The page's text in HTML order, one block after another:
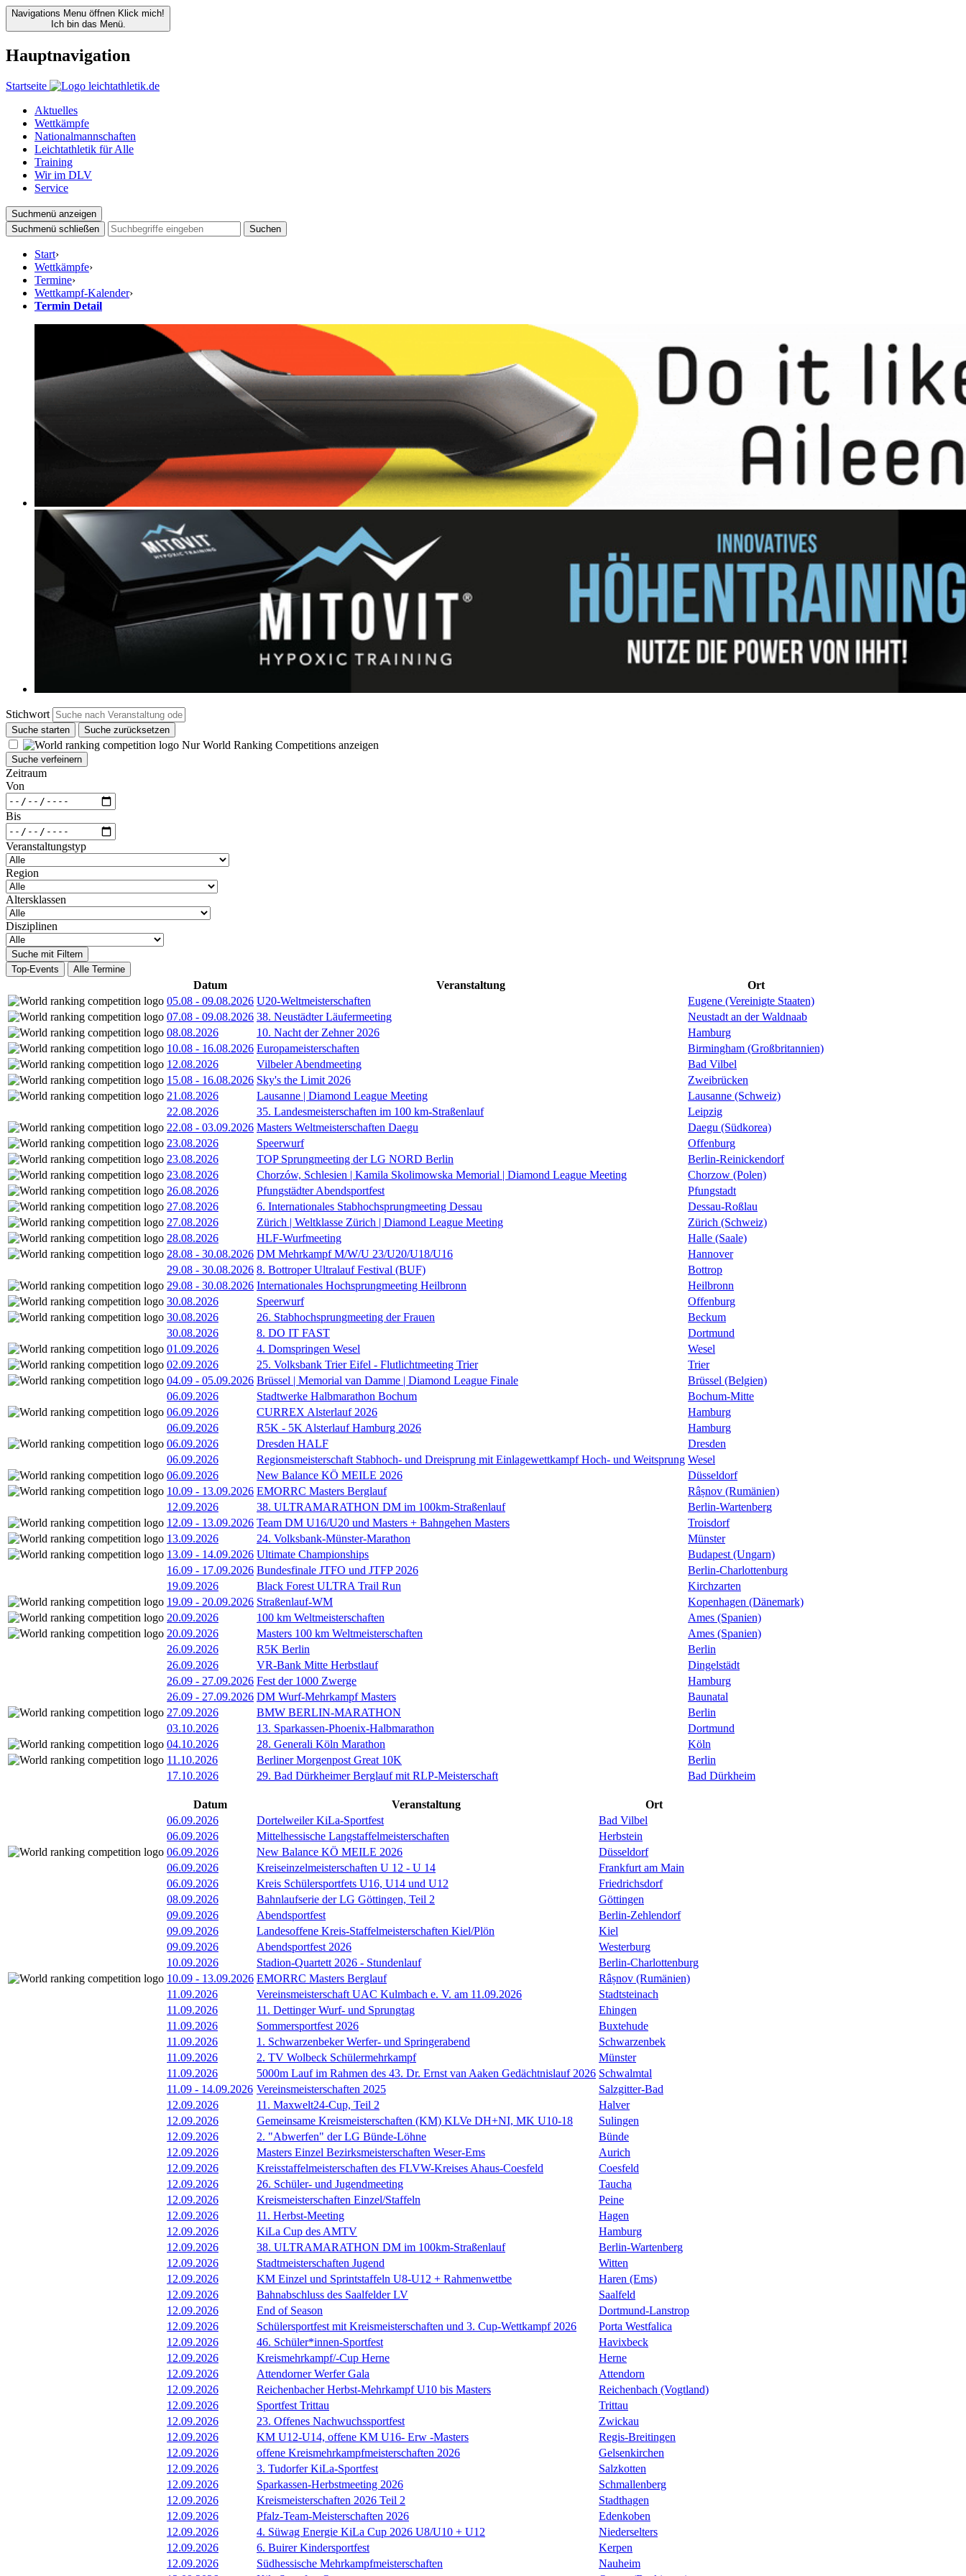
Navigations Menu öffnen Klick mich!
Ich bin das Menü.
Hauptnavigation
Startseite
Aktuelles
Wettkämpfe
Nationalmannschaften
Leichtathletik für Alle
Training
Wir im DLV
Service
Suchmenü anzeigen
Suchmenü schließen
Suchen
Start›
Wettkämpfe›
Termine›
Wettkampf-Kalender›
Termin Detail
Stichwort
Suche starten Suche zurücksetzen
Nur World Ranking Competitions anzeigen
Suche verfeinern
Zeitraum
Von
Bis
Veranstaltungstyp
Region
Altersklassen
Disziplinen
Suche mit Filtern
Top-Events
Alle Termine
Datum Veranstaltung
Ort
05.08 - 09.08.2026 U20-Weltmeisterschaften
Eugene (Vereinigte Staaten)
07.08 - 09.08.2026 38. Neustädter Läufermeeting
Neustadt an der Waldnaab
08.08.2026
10. Nacht der Zehner 2026
Hamburg
10.08 - 16.08.2026 Europameisterschaften
Birmingham (Großbritannien)
12.08.2026
Vilbeler Abendmeeting
Bad Vilbel
15.08 - 16.08.2026 Sky's the Limit 2026
Zweibrücken
21.08.2026
Lausanne | Diamond League Meeting
Lausanne (Schweiz)
22.08.2026
35. Landesmeisterschaften im 100 km-Straßenlauf
Leipzig
22.08 - 03.09.2026 Masters Weltmeisterschaften Daegu
Daegu (Südkorea)
23.08.2026
Speerwurf
Offenburg
23.08.2026
TOP Sprungmeeting der LG NORD Berlin
Berlin-Reinickendorf
23.08.2026
Chorzów, Schlesien | Kamila Skolimowska Memorial | Diamond League Meeting
Chorzow (Polen)
26.08.2026
Pfungstädter Abendsportfest
Pfungstadt
27.08.2026
6. Internationales Stabhochsprungmeeting Dessau
Dessau-Roßlau
27.08.2026
Zürich | Weltklasse Zürich | Diamond League Meeting
Zürich (Schweiz)
28.08.2026
HLF-Wurfmeeting
Halle (Saale)
28.08 - 30.08.2026 DM Mehrkampf M/W/U 23/U20/U18/U16
Hannover
29.08 - 30.08.2026 8. Bottroper Ultralauf Festival (BUF)
Bottrop
29.08 - 30.08.2026 Internationales Hochsprungmeeting Heilbronn
Heilbronn
30.08.2026
Speerwurf
Offenburg
30.08.2026
26. Stabhochsprungmeeting der Frauen
Beckum
30.08.2026
8. DO IT FAST
Dortmund
01.09.2026
4. Domspringen Wesel
Wesel
02.09.2026
25. Volksbank Trier Eifel - Flutlichtmeeting Trier
Trier
04.09 - 05.09.2026 Brüssel | Memorial van Damme | Diamond League Finale
Brüssel (Belgien)
06.09.2026
Stadtwerke Halbmarathon Bochum
Bochum-Mitte
06.09.2026
CURREX Alsterlauf 2026
Hamburg
06.09.2026
R5K - 5K Alsterlauf Hamburg 2026
Hamburg
06.09.2026
Dresden HALF
Dresden
06.09.2026
Regionsmeisterschaft Stabhoch- und Dreisprung mit Einlagewettkampf Hoch- und Weitsprung Wesel
06.09.2026
New Balance KÖ MEILE 2026
Düsseldorf
10.09 - 13.09.2026 EMORRC Masters Berglauf
Râșnov (Rumänien)
12.09.2026
38. ULTRAMARATHON DM im 100km-Straßenlauf
Berlin-Wartenberg
12.09 - 13.09.2026 Team DM U16/U20 und Masters + Bahngehen Masters
Troisdorf
13.09.2026
24. Volksbank-Münster-Marathon
Münster
13.09 - 14.09.2026 Ultimate Championships
Budapest (Ungarn)
16.09 - 17.09.2026 Bundesfinale JTFO und JTFP 2026
Berlin-Charlottenburg
19.09.2026
Black Forest ULTRA Trail Run
Kirchzarten
19.09 - 20.09.2026 Straßenlauf-WM
Kopenhagen (Dänemark)
20.09.2026
100 km Weltmeisterschaften
Ames (Spanien)
20.09.2026
Masters 100 km Weltmeisterschaften
Ames (Spanien)
26.09.2026
R5K Berlin
Berlin
26.09.2026
VR-Bank Mitte Herbstlauf
Dingelstädt
26.09 - 27.09.2026 Fest der 1000 Zwerge
Hamburg
26.09 - 27.09.2026 DM Wurf-Mehrkampf Masters
Baunatal
27.09.2026
BMW BERLIN-MARATHON
Berlin
03.10.2026
13. Sparkassen-Phoenix-Halbmarathon
Dortmund
04.10.2026
28. Generali Köln Marathon
Köln
11.10.2026
Berliner Morgenpost Great 10K
Berlin
17.10.2026
29. Bad Dürkheimer Berglauf mit RLP-Meisterschaft Bad Dürkheim
Datum Veranstaltung
Ort
06.09.2026
Dortelweiler KiLa-Sportfest
Bad Vilbel
06.09.2026
Mittelhessische Langstaffelmeisterschaften
Herbstein
06.09.2026
New Balance KÖ MEILE 2026
Düsseldorf
06.09.2026
Kreiseinzelmeisterschaften U 12 - U 14
Frankfurt am Main
06.09.2026
Kreis Schülersportfets U16, U14 und U12
Friedrichsdorf
08.09.2026
Bahnlaufserie der LG Göttingen, Teil 2
Göttingen
09.09.2026
Abendsportfest
Berlin-Zehlendorf
09.09.2026
Landesoffene Kreis-Staffelmeisterschaften Kiel/Plön
Kiel
09.09.2026
Abendsportfest 2026
Westerburg
10.09.2026
Stadion-Quartett 2026 - Stundenlauf
Berlin-Charlottenburg
10.09 - 13.09.2026 EMORRC Masters Berglauf
Râșnov (Rumänien)
11.09.2026
Vereinsmeisterschaft UAC Kulmbach e. V. am 11.09.2026
Stadtsteinach
11.09.2026
11. Dettinger Wurf- und Sprungtag
Ehingen
11.09.2026
Sommersportfest 2026
Buxtehude
11.09.2026
1. Schwarzenbeker Werfer- und Springerabend
Schwarzenbek
11.09.2026
2. TV Wolbeck Schülermehrkampf
Münster
11.09.2026
5000m Lauf im Rahmen des 43. Dr. Ernst van Aaken Gedächtnislauf 2026 Schwalmtal
11.09 - 14.09.2026 Vereinsmeisterschaften 2025
Salzgitter-Bad
12.09.2026
11. Maxwelt24-Cup, Teil 2
Halver
12.09.2026
Gemeinsame Kreismeisterschaften (KM) KLVe DH+NI, MK U10-18
Sulingen
12.09.2026
2. "Abwerfen" der LG Bünde-Löhne
Bünde
12.09.2026
Masters Einzel Bezirksmeisterschaften Weser-Ems
Aurich
12.09.2026
Kreisstaffelmeisterschaften des FLVW-Kreises Ahaus-Coesfeld
Coesfeld
12.09.2026
26. Schüler- und Jugendmeeting
Taucha
12.09.2026
Kreismeisterschaften Einzel/Staffeln
Peine
12.09.2026
11. Herbst-Meeting
Hagen
12.09.2026
KiLa Cup des AMTV
Hamburg
12.09.2026
38. ULTRAMARATHON DM im 100km-Straßenlauf
Berlin-Wartenberg
12.09.2026
Stadtmeisterschaften Jugend
Witten
12.09.2026
KM Einzel und Sprintstaffeln U8-U12 + Rahmenwettbe
Haren (Ems)
12.09.2026
Bahnabschluss des Saalfelder LV
Saalfeld
12.09.2026
End of Season
Dortmund-Lanstrop
12.09.2026
Schülersportfest mit Kreismeisterschaften und 3. Cup-Wettkampf 2026
Porta Westfalica
12.09.2026
46. Schüler*innen-Sportfest
Havixbeck
12.09.2026
Kreismehrkampf/-Cup Herne
Herne
12.09.2026
Attendorner Werfer Gala
Attendorn
12.09.2026
Reichenbacher Herbst-Mehrkampf U10 bis Masters
Reichenbach (Vogtland)
12.09.2026
Sportfest Trittau
Trittau
12.09.2026
23. Offenes Nachwuchssportfest
Zwickau
12.09.2026
KM U12-U14, offene KM U16- Erw -Masters
Regis-Breitingen
12.09.2026
offene Kreismehrkampfmeisterschaften 2026
Gelsenkirchen
12.09.2026
3. Tudorfer KiLa-Sportfest
Salzkotten
12.09.2026
Sparkassen-Herbstmeeting 2026
Schmallenberg
12.09.2026
Kreismeisterschaften 2026 Teil 2
Stadthagen
12.09.2026
Pfalz-Team-Meisterschaften 2026
Edenkoben
12.09.2026
4. Süwag Energie KiLa Cup 2026 U8/U10 + U12
Niederselters
12.09.2026
6. Buirer Kindersportfest
Kerpen
12.09.2026
Südhessische Mehrkampfmeisterschaften
Nauheim